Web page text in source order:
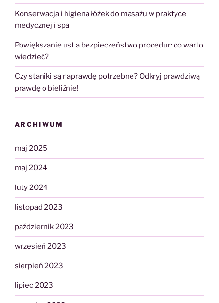
Konserwacja i higiena łóżek do masażu w praktyce
medycznej i spa
Powiększanie ust a bezpieczeństwo procedur: co warto
wiedzieć?
Czy staniki są naprawdę potrzebne? Odkryj prawdziwą
prawdę o bieliźnie!
ARCHIWUM
maj 2025
maj 2024
luty 2024
listopad 2023
październik 2023
wrzesień 2023
sierpień 2023
lipiec 2023